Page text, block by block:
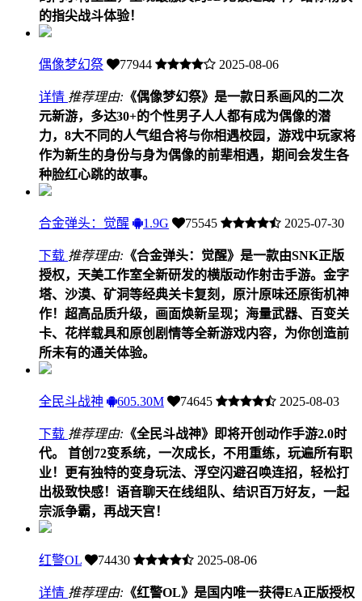
的指尖战斗体验！
偶像梦幻祭 77944 2025-08-06
详情 推荐理由: 《偶像梦幻祭》是一款日系画风的二次
元新游，多达30+的个性男子人人都有成为偶像的潜
力，8大不同的人气组合将与你相遇校园，游戏中玩家将
作为新生的身份与身为偶像的前辈相遇，期间会发生各
种脸红心跳的故事。
合金弹头：觉醒 1.9G 75545 2025-07-30
下载 推荐理由: 《合金弹头：觉醒》是一款由SNK正版
授权，天美工作室全新研发的横版动作射击手游。金字
塔、沙漠、矿洞等经典关卡复刻，原汁原味还原街机神
作！超高品质升级，画面焕新呈现；海量武器、百变关
卡、花样载具和原创剧情等全新游戏内容，为你创造前
所未有的通关体验。
全民斗战神 605.30M 74645 2025-08-03
下载 推荐理由: 《全民斗战神》即将开创动作手游2.0时
代。 首创72变系统，一次成长，不用重练，玩遍所有职
业！更有独特的变身玩法、浮空闪避召唤连招，轻松打
出极致快感！语音聊天在线组队、结识百万好友，一起
宗派争霸，再战天宫！
红警OL 74430 2025-08-06
详情 推荐理由: 《红警OL》是国内唯一获得EA正版授权